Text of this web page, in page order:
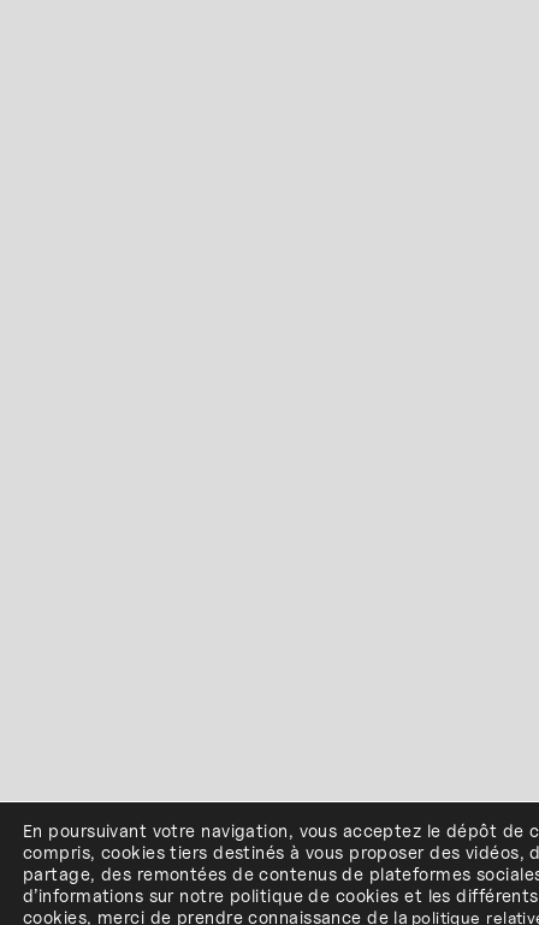
En poursuivant votre navigation, vous acceptez le dépôt de
compris, cookiestiers destinés à vous proposer des vidéos,
partage, des remontées de contenus de plateformes
d’informations sur notre politique de cookies et les
cookies, merci de prendre connaissance de la politique